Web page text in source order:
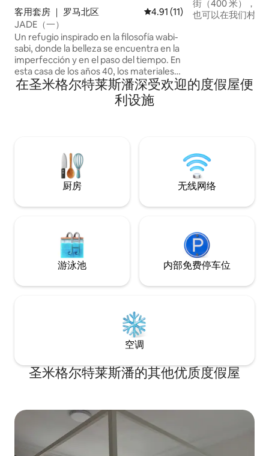
客用套房 ｜ 罗马北区 平均评分 4.91 分（满分 5 分）
4.91 (11)
JADE（一）
Un refugio inspirado en la filosofía wabi-
sabi, donde la belleza se encuentra en la
imperfección y en el paso del tiempo. En
esta casa de los años 40, los materiales
originales fueron preservados y
resaltados, dejando ver sus texturas,
grietas y huellas naturales que honran su
atmósfera íntima. Un espacio cálido,
ideal para descansar, contemplar y
habitar la calma.
街（400 米），您
也可以在我们村庄
或大型舞会而来的
在圣米格尔特莱斯潘深受欢迎的度假屋便
利设施
厨房 无线网络
游泳池 内部免费停车位
空调
圣米格尔特莱斯潘的其他优质度假屋